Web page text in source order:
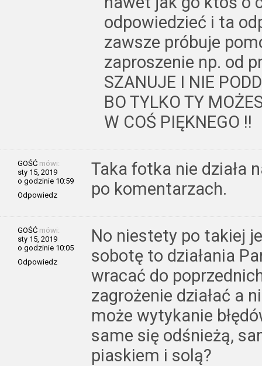
odpowiedzieć i ta
zawsze próbuje
zaproszenie np. od
SZANUJE I NIE
BO TYLKO TY
W COŚ PIĘKNEGO !!
GOŚĆ mówi:
sty 15, 2019
o godzinie 10:59
Odpowiedz
Taka fotka nie działa
po komentarzach.
GOŚĆ mówi:
sty 15, 2019
o godzinie 10:05
Odpowiedz
No niestety po takiej
sobotę to działania
wracać do
zagrożenie działać a
może wytykanie
same się odśnieżą,
piaskiem i solą?